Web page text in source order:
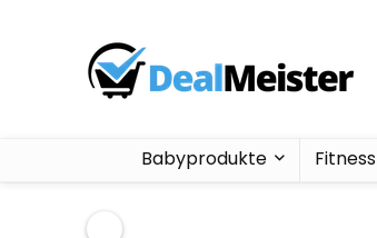
Babyprodukte Fitness